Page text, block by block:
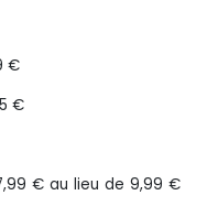
€
€
€ au lieu de 9,99 €